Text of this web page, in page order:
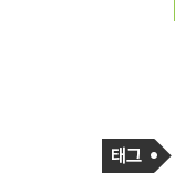
태
그